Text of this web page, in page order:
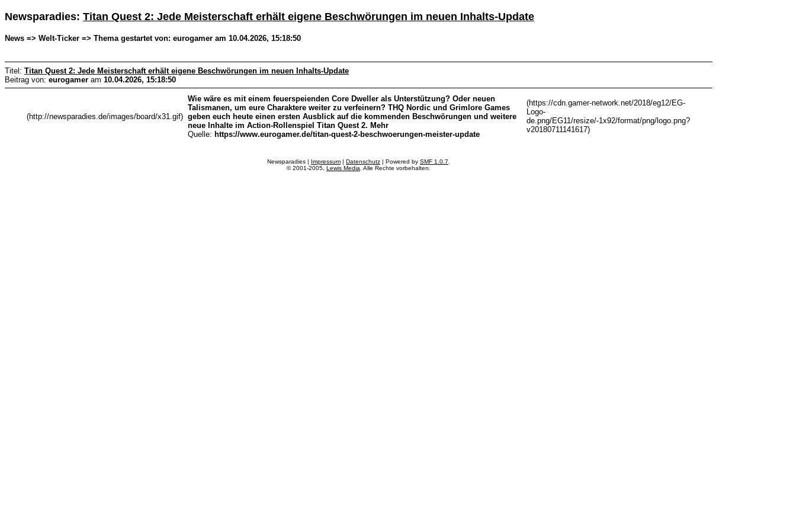
Newsparadies: Titan Quest 2: Jede Meisterschaft erhält eigene Beschwörungen im neuen Inhalts-Update
News => Welt-Ticker => Thema gestartet von: eurogamer am 10.04.2026, 15:18:50
Titel: Titan Quest 2: Jede Meisterschaft erhält eigene Beschwörungen im neuen Inhalts-Update
Beitrag von: eurogamer am 10.04.2026, 15:18:50
(http://newsparadies.de/images/board/x31.gif)
Wie wäre es mit einem feuerspeienden Core Dweller als Unterstützung? Oder neuen
Talismanen, um eure Charaktere weiter zu verfeinern? THQ Nordic und Grimlore Games
geben euch heute einen ersten Ausblick auf die kommenden Beschwörungen und weitere
neue Inhalte im Action-Rollenspiel Titan Quest 2. Mehr
Quelle: https://www.eurogamer.de/titan-quest-2-beschwoerungen-meister-update
(https://cdn.gamer-network.net/2018/eg12/EG-
Logo-
de.png/EG11/resize/-1x92/format/png/logo.png?
v20180711141617)
Newsparadies | Impressum | Datenschutz | Powered by SMF 1.0.7
© 2001-2005, Lewis Media . Alle Rechte vorbehalten.